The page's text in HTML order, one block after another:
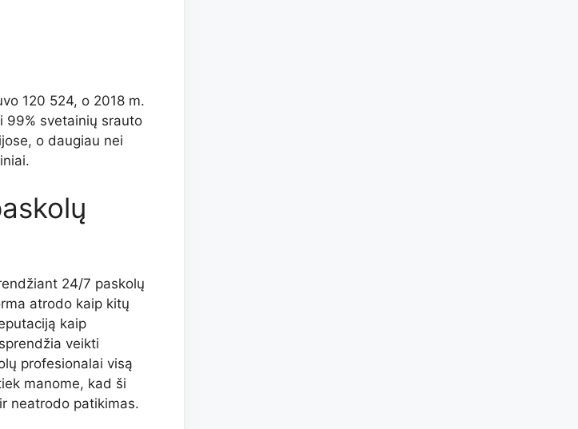
120 524, o 2018 m.
99% svetainių srauto
o daugiau nei
24/7 paskolų
atrodo kaip kitų
kaip
veikti
profesionalai visą
manome, kad ši
neatrodo patikimas.